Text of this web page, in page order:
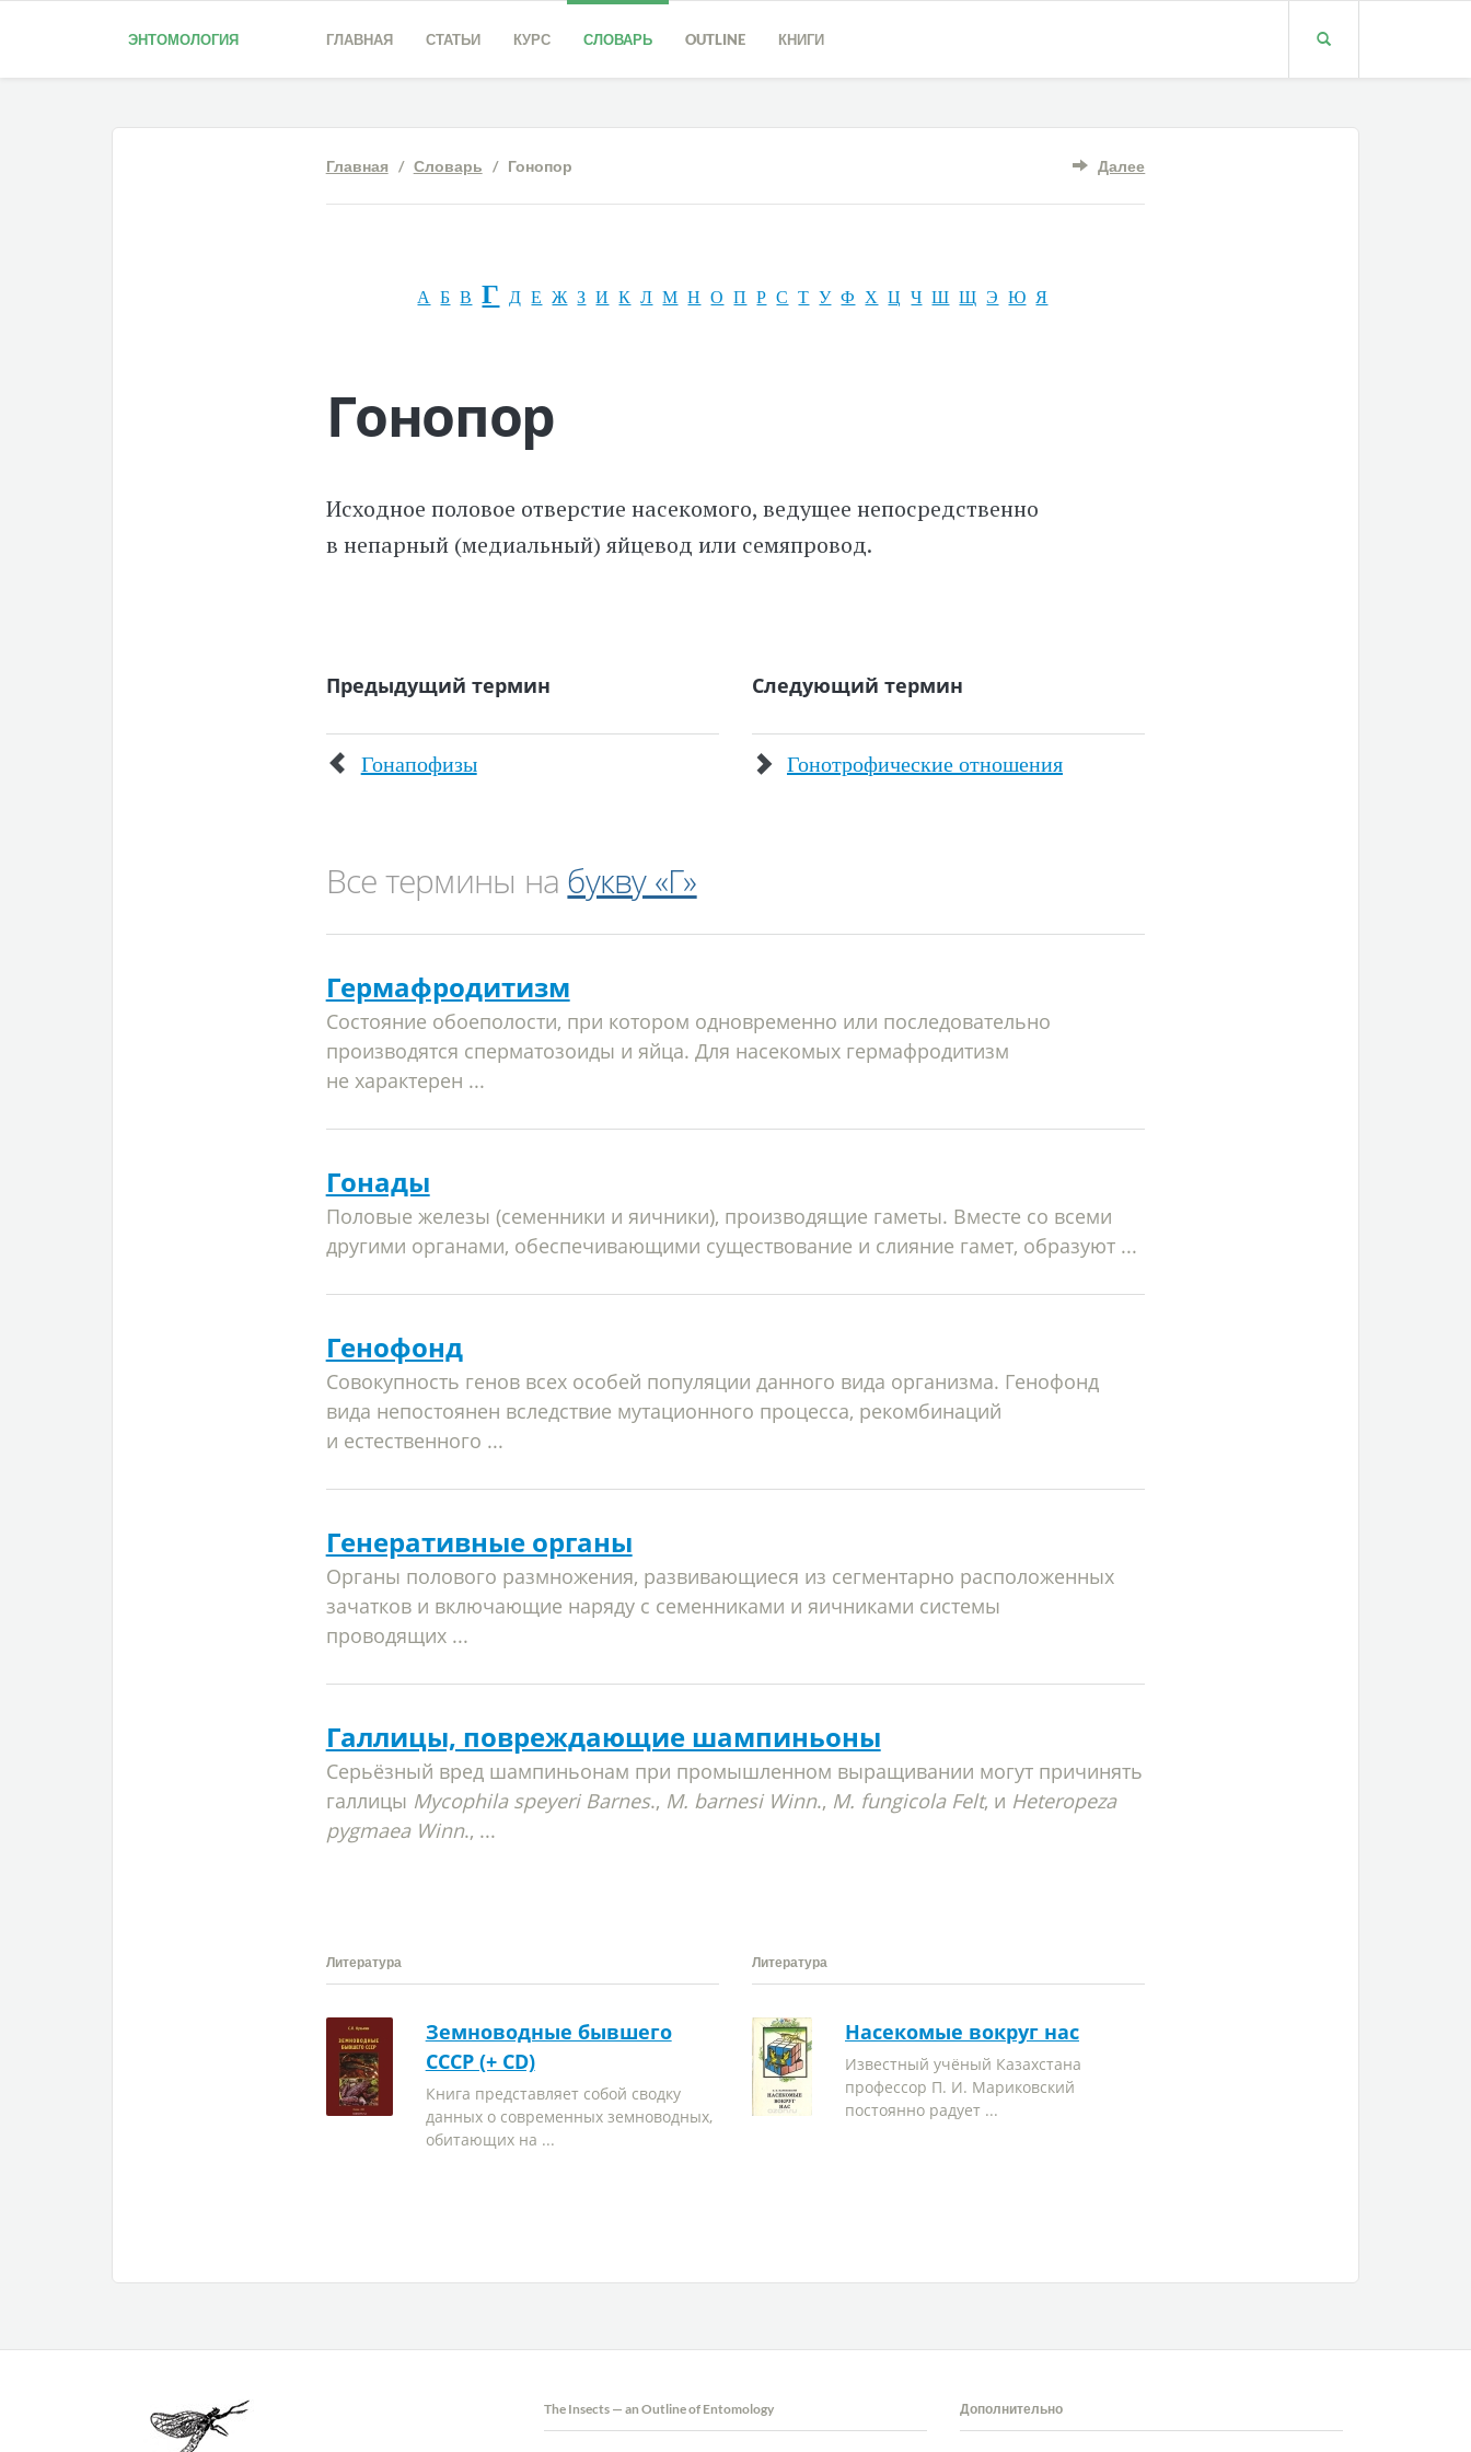
ЭНТОМОЛОГИЯ ГЛАВНАЯ СТАТЬИ КУРС СЛОВАРЬ OUTLINE КНИГИ
Главная / Словарь / Гонопор Далее
А Б В Г Д Е Ж З И К Л М Н О П Р С Т У Ф Х Ц Ч Ш Щ Э Ю Я
Гонопор
Исходное половое отверстие насекомого, ведущее непосредственно
в непарный (медиальный) яйцевод или семяпровод.
Предыдущий термин
Гонапофизы
Следующий термин
Гонотрофические отношения
Все термины на букву «Г»
Гермафродитизм
Состояние обоеполости, при котором одновременно или последовательно
производятся сперматозоиды и яйца. Для насекомых гермафродитизм
не характерен ...
Гонады
Половые железы (семенники и яичники), производящие гаметы. Вместе со всеми
другими органами, обеспечивающими существование и слияние гамет, образуют ...
Генофонд
Совокупность генов всех особей популяции данного вида организма. Генофонд
вида непостоянен вследствие мутационного процесса, рекомбинаций
и естественного ...
Генеративные органы
Органы полового размножения, развивающиеся из сегментарно расположенных
зачатков и включающие наряду с семенниками и яичниками системы
проводящих ...
Галлицы, повреждающие шампиньоны
Серьёзный вред шампиньонам при промышленном выращивании могут причинять
галлицы Mycophila speyeri Barnes., M. barnesi Winn., M. fungicola Felt, и Heteropeza
pygmaea Winn., ...
Литература
Земноводные бывшего
СССР (+ CD)
Книга представляет собой сводку
данных о современных земноводных,
обитающих на ...
Литература
Насекомые вокруг нас
Известный учёный Казахстана
профессор П. И. Мариковский
постоянно радует ...
The Insects — an Outline of Entomology Дополнительно